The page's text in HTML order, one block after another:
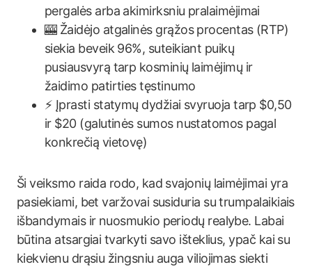
pergalės arba akimirksniu pralaimėjimai
🎰 Žaidėjo atgalinės grąžos procentas (RTP)
siekia beveik 96%, suteikiant puikų
pusiausvyrą tarp kosminių laimėjimų ir
žaidimo patirties tęstinumo
⚡ Įprasti statymų dydžiai svyruoja tarp $0,50
ir $20 (galutinės sumos nustatomos pagal
konkrečią vietovę)
Ši veiksmo raida rodo, kad svajonių laimėjimai yra
pasiekiami, bet varžovai susiduria su trumpalaikiais
išbandymais ir nuosmukio periodų realybe. Labai
būtina atsargiai tvarkyti savo išteklius, ypač kai su
kiekvienu drąsiu žingsniu auga viliojimas siekti